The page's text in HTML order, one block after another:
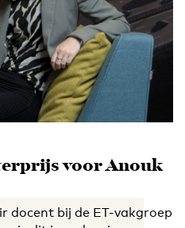
voor Anouk
docent bij de ET-vakgroep